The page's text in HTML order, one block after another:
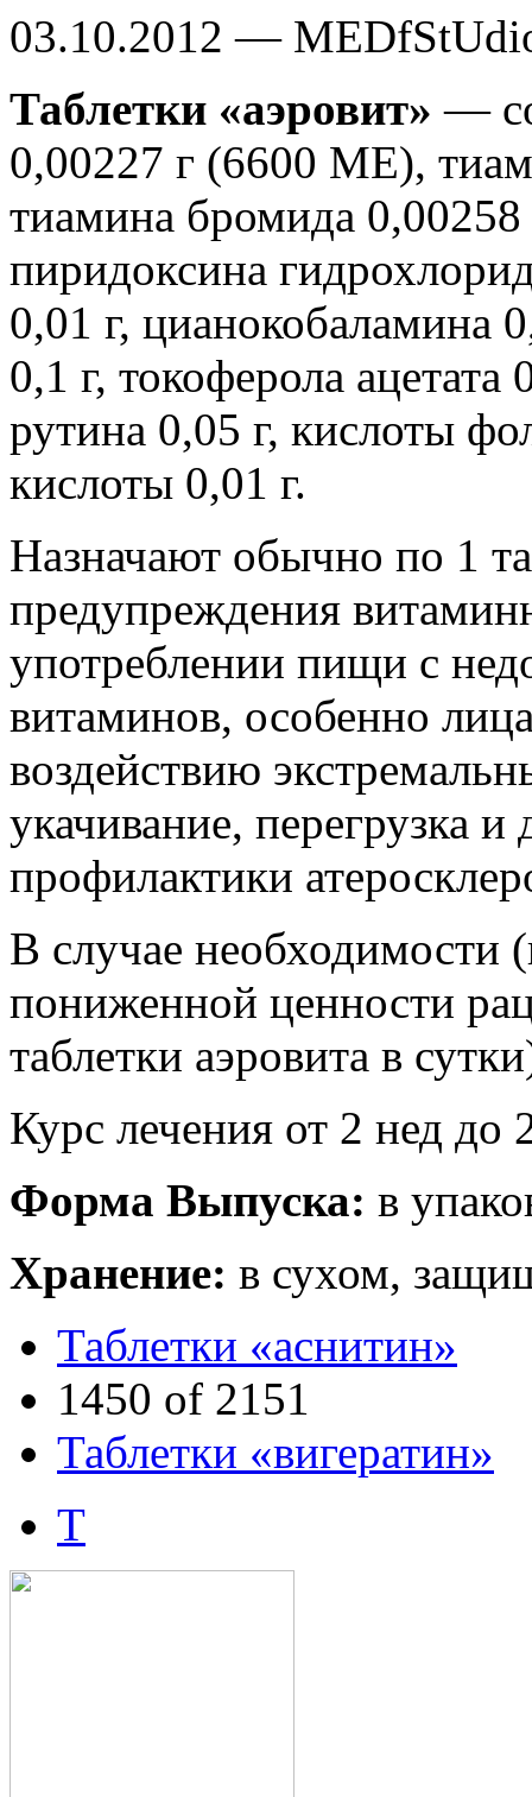
03.10.2012 —
Таблетки «аэровит» —
0,00227 г (6600 МЕ),
тиамина бромида 0,00258
пиридоксина
0,01 г, цианокобаламина
0,1 г, токоферола
рутина 0,05 г, кислоты
кислоты 0,01 г.
Назначают обычно по 1
предупреждения
употреблении пищи с
витаминов, особенно
воздействию
укачивание, перегрузка
профилактики
В случае необходимости
пониженной ценности
таблетки аэровита в
Курс лечения от 2 нед до
Форма Выпуска: в
Хранение: в сухом,
Таблетки «аснитин»
1450 of 2151
Таблетки «вигератин»
Т